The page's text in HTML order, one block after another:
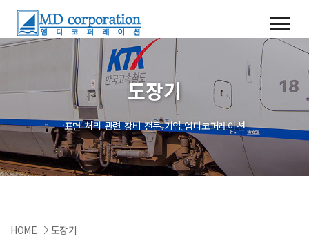
도장기
표면 처리 관련 장비 전문 기업 엠디코퍼레이션
HOME 도장기